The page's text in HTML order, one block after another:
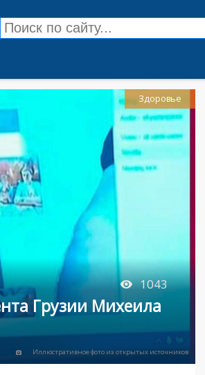
1043
Грузии Михеила
Иллюстративное фото из открытых источников
Здоровье